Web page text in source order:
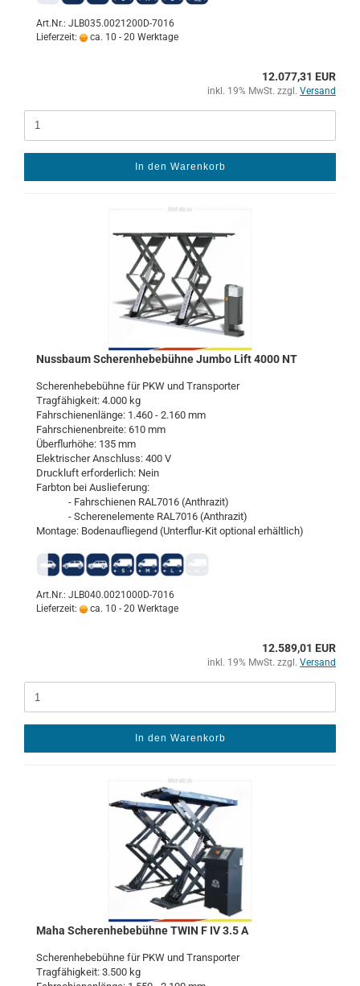
Art.Nr.: JLB035.0021200D-7016
Lieferzeit:
ca. 10 - 20 Werktage
12.077,31 EUR
inkl. 19% MwSt. zzgl. Versand
In den Warenkorb
Nuss­baum Sche­ren­he­be­büh­ne Jumbo Lift 4000 NT
Sche­ren­he­be­büh­ne für PKW und Trans­por­ter
Trag­fä­hig­keit: 4.000 kg
Fahr­schie­nen­län­ge: 1.460 - 2.160 mm
Fahr­schie­nen­brei­te: 610 mm
Über­flur­hö­he: 135 mm
Elek­tri­scher An­schluss: 400 V
Druck­luft er­for­der­lich: Nein
Farb­ton bei Aus­lie­fe­rung:
- Fahr­schie­nen RAL7016 (An­thra­zit)
- Sche­ren­ele­men­te RAL7016 (An­thra­zit)
Mon­ta­ge: Bo­den­auf­lie­gend (Unterflur-​​Kit op­tio­nal er­hält­lich)
Art.Nr.: JLB040.0021000D-7016
Lieferzeit:
ca. 10 - 20 Werktage
12.589,01 EUR
inkl. 19% MwSt. zzgl. Versand
In den Warenkorb
Maha Sche­ren­he­be­büh­ne TWIN F IV 3.5 A
Sche­ren­he­be­büh­ne für PKW und Trans­por­ter
Trag­fä­hig­keit: 3.500 kg